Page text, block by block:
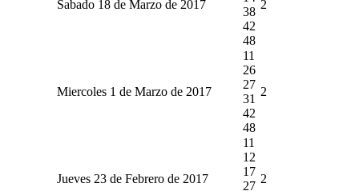
Sabado 18 de Marzo de 2017
38
42
48
2
Miercoles 1 de Marzo de 2017
11
26
27
31
42
48
2
Jueves 23 de Febrero de 2017
11
12
17
27
2